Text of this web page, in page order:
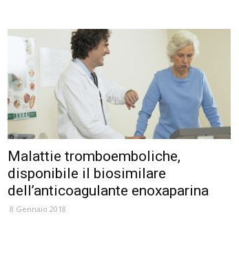
Malattie tromboemboliche,
disponibile il biosimilare
dell’anticoagulante enoxaparina
8 Gennaio 2018